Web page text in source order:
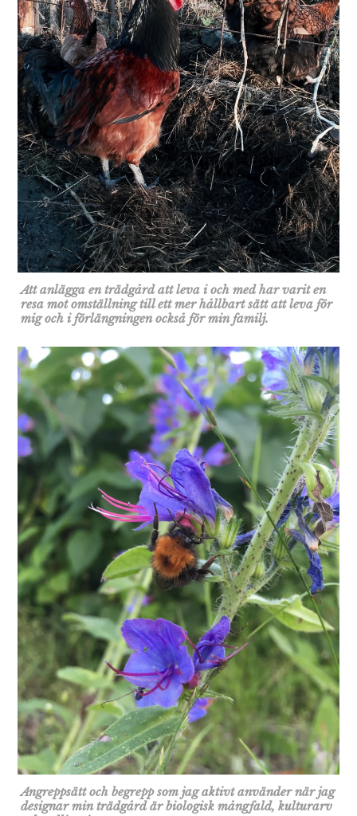
Att anlägga en trädgård att leva i och med har varit en
resa mot omställning till ett mer hållbart sätt att leva för
mig och i förlängningen också för min familj.
Angreppsätt och begrepp som jag aktivt använder när jag
designar min trädgård är biologisk mångfald, kulturarv